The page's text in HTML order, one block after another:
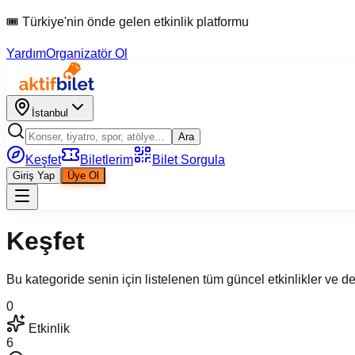
🎟 Türkiye'nin önde gelen etkinlik platformu
YardımOrganizatör Ol
İstanbul
Ara
Keşfet Biletlerim Bilet Sorgula
Giriş Yap Üye Ol
Keşfet
Bu kategoride senin için listelenen tüm güncel etkinlikler ve
0
Etkinlik
6